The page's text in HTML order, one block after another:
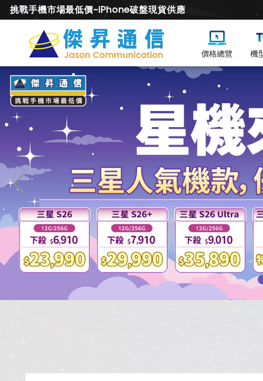
挑戰手機市場最低價~iPhone破盤現貨供應
價格總覽 機